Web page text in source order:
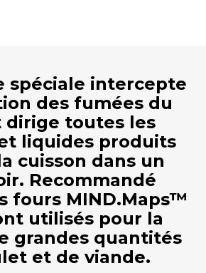
spéciale intercepte
des fumées du
dirige toutes les
liquides produits
cuisson dans un
Recommandé
fours MIND.Maps™
utilisés pour la
grandes quantités
et de viande.